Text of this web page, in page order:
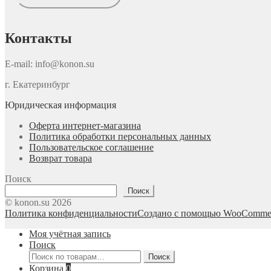
Контакты
E-mail: info@konon.su
г. Екатеринбург
Юридическая информация
Оферта интернет-магазина
Политика обработки персональных данных
Пользовательское соглашение
Возврат товара
Поиск
Поиск
© konon.su 2026
Политика конфиденциальностиСоздано с помощью
Моя учётная запись
Поиск
Искать:
Поиск
Корзина 0